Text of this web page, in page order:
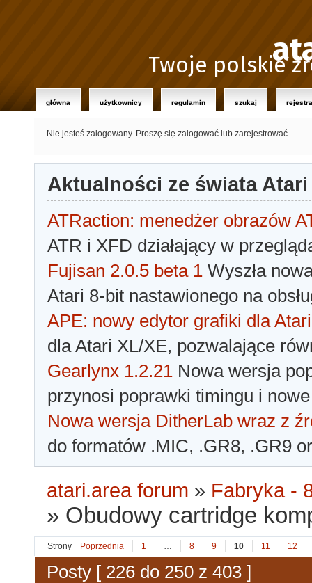
Twoje polskie
główna użytkownicy regulamin szukaj
Nie jesteś zalogowany. Proszę się zalogować lub zarejestrować.
Aktualności ze świata Atari
ATRaction: menedżer obrazów
ATR i XFD działający w
Fujisan 2.0.5 beta 1 Wyszła
Atari 8-bit nastawionego na
APE: nowy edytor grafiki dla Atari
dla Atari XL/XE, pozwalające
Gearlynx 1.2.21 Nowa wersja
przynosi poprawki timingu i
Nowa wersja DitherLab wraz z
do formatów .MIC, .GR8, .GR9
atari.area forum » Fabryka -
» Obudowy cartridge
Strony Poprzednia 1 … 8 9 10 11 12
Posty [ 226 do 250 z 403 ]